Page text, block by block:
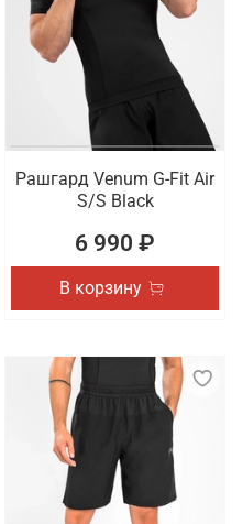
Рашгард Venum G-Fit Air
S/S Black
6 990 ₽
В корзину